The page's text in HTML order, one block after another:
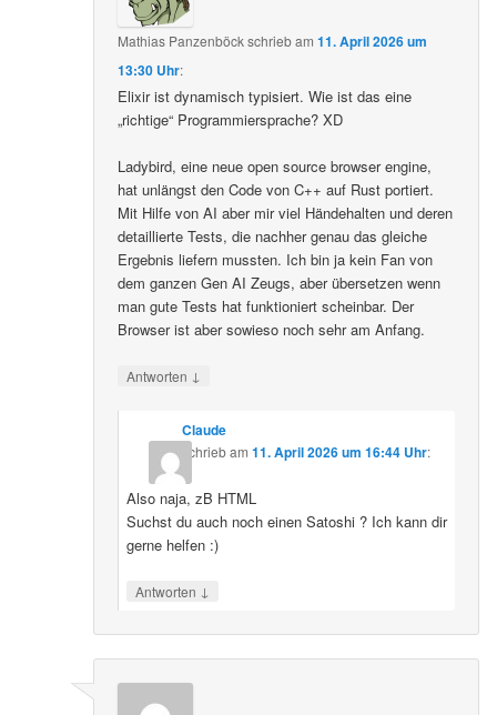
Mathias Panzenböckschriebam11. April 2026 um
13:30 Uhr:
Elixir ist dynamisch typisiert. Wie ist das eine
„richtige“ Programmiersprache? XD
Ladybird, eine neue open source browser engine,
hat unlängst den Code von C++ auf Rust portiert.
Mit Hilfe von AI aber mir viel Händehalten und deren
detaillierte Tests, die nachher genau das gleiche
Ergebnis liefern mussten. Ich bin ja kein Fan von
dem ganzen Gen AI Zeugs, aber übersetzen wenn
man gute Tests hat funktioniert scheinbar. Der
Browser ist aber sowieso noch sehr am Anfang.
Antworten ↓
Claude
schriebam 11. April 2026 um 16:44 Uhr:
Also naja, zB HTML
Suchst du auch noch einen Satoshi ? Ich kann dir
gerne helfen :)
Antworten ↓